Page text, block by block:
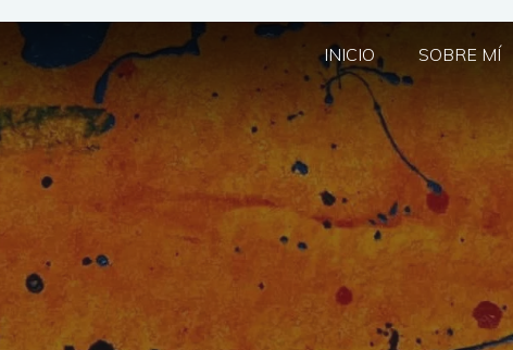
INICIO SOBRE MÍ